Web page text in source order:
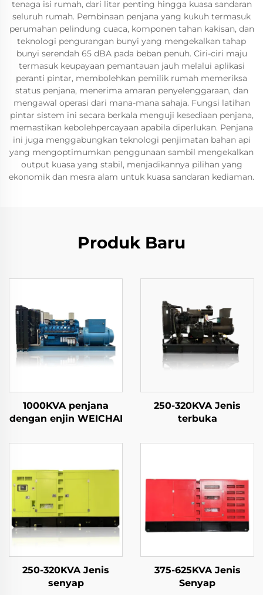
tenaga isi rumah, dari litar penting hingga kuasa sandaran
seluruh rumah. Pembinaan penjana yang kukuh termasuk
perumahan pelindung cuaca, komponen tahan kakisan, dan
teknologi pengurangan bunyi yang mengekalkan tahap
bunyi serendah 65 dBA pada beban penuh. Ciri-ciri maju
termasuk keupayaan pemantauan jauh melalui aplikasi
peranti pintar, membolehkan pemilik rumah memeriksa
status penjana, menerima amaran penyelenggaraan, dan
mengawal operasi dari mana-mana sahaja. Fungsi latihan
pintar sistem ini secara berkala menguji kesediaan penjana,
memastikan kebolehpercayaan apabila diperlukan. Penjana
ini juga menggabungkan teknologi penjimatan bahan api
yang mengoptimumkan penggunaan sambil mengekalkan
output kuasa yang stabil, menjadikannya pilihan yang
ekonomik dan mesra alam untuk kuasa sandaran kediaman.
Produk Baru
1000KVA penjana
dengan enjin WEICHAI
250-320KVA Jenis
terbuka
250-320KVA Jenis
senyap
375-625KVA Jenis
Senyap